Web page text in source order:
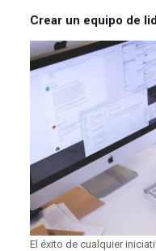
Crear un equipo de
El éxito de cualquier